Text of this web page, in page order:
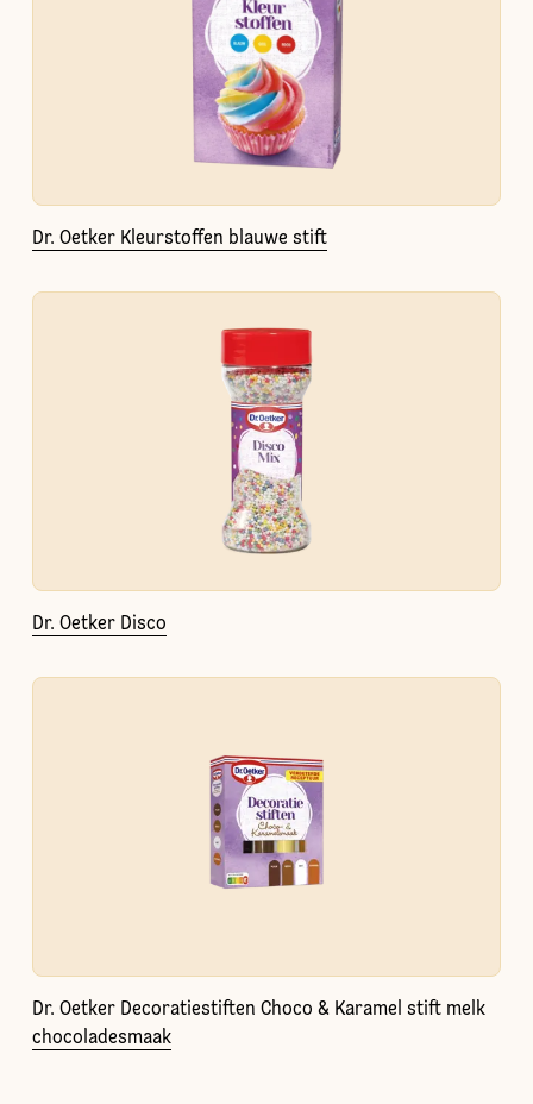
Dr. Oetker Kleurstoffen blauwe stift
Dr. Oetker Disco
Dr. Oetker Decoratiestiften Choco & Karamel stift melk
chocoladesmaak